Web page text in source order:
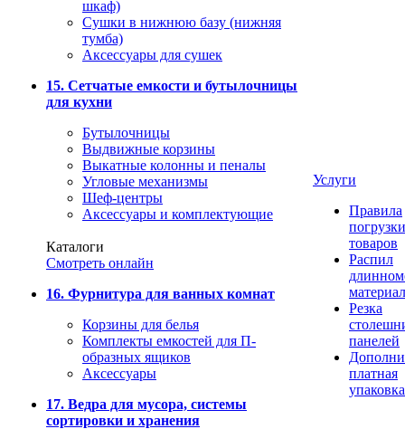
шкаф)
Сушки в нижнюю базу (нижняя
тумба)
Аксессуары для сушек
15. Сетчатые емкости и бутылочницы
для кухни
Бутылочницы
Выдвижные корзины
Выкатные колонны и пеналы
Угловые механизмы
Шеф-центры
Аксессуары и комплектующие
Каталоги
Смотреть онлайн
16. Фурнитура для ванных комнат
Корзины для белья
Комплекты емкостей для П-
образных ящиков
Аксессуары
17. Ведра для мусора, системы
сортировки и хранения
Услуги
Правила
погрузки
товаров
Распил
Резка
панелей
платная
упаковка